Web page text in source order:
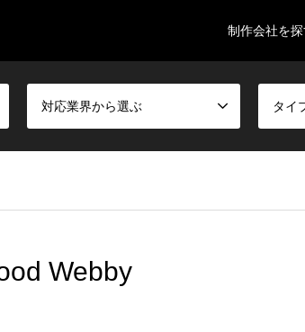
制作会社を
対応業界から選ぶ タイ
Webby